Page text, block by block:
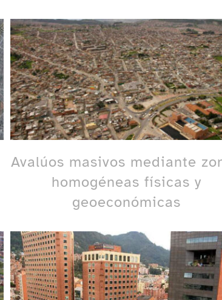
Avalúos masivos mediante
homogéneas físicas y
geoeconómicas